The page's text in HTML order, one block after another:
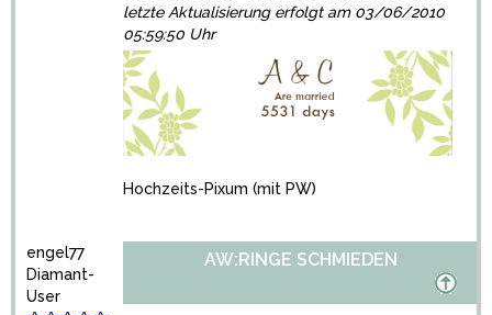
letzte Aktualisierung erfolgt am 03/06/2010
05:59:50 Uhr
Hochzeits-Pixum (mit PW)
engel77
Diamant-
User
AW:RINGE SCHMIEDEN